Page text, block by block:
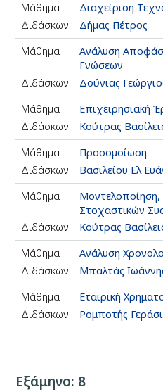
Μάθημα
Διαχείριση
Διδάσκων
Δήμας Πέτρος
Μάθημα
Ανάλυση
Γνώσεων
Διδάσκων
Δούνιας
Μάθημα
Επιχειρησιακή
Διδάσκων
Κούτρας
Μάθημα
Προσομοίωση
Διδάσκων
Βασιλείου Ελ
Μάθημα
Μοντελοποίηση,
Στοχαστικών
Διδάσκων
Κούτρας
Μάθημα
Ανάλυση
Διδάσκων
Μπαλτάς
Μάθημα
Εταιρική
Διδάσκων
Ρομποτής
Εξάμηνο: 8